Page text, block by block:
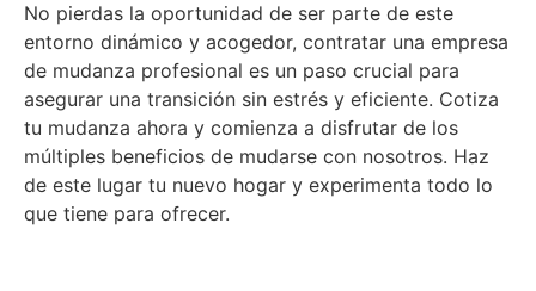
No pierdas la oportunidad de ser parte de este
entorno dinámico y acogedor, contratar una empresa
de mudanza profesional es un paso crucial para
asegurar una transición sin estrés y eficiente. Cotiza
tu mudanza ahora y comienza a disfrutar de los
múltiples beneficios de mudarse con nosotros. Haz
de este lugar tu nuevo hogar y experimenta todo lo
que tiene para ofrecer.